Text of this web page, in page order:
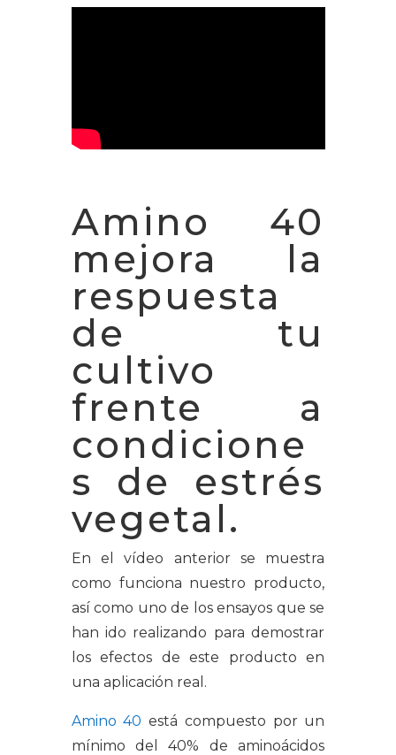
Amino 40
mejora la
respuesta
de tu
cultivo
frente a
condicione
s de estrés
vegetal.
En el vídeo anterior se muestra
como funciona nuestro producto,
así como uno de los ensayos que se
han ido realizando para demostrar
los efectos de este producto en
una aplicación real.
Amino 40 está compuesto por un
mínimo del 40% de aminoácidos